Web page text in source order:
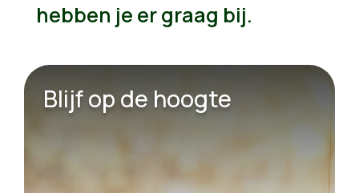
hebben je er graag bij.
Blijf op de hoogte